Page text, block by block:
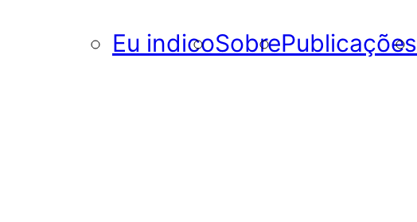
Eu indicoSobrePublicações